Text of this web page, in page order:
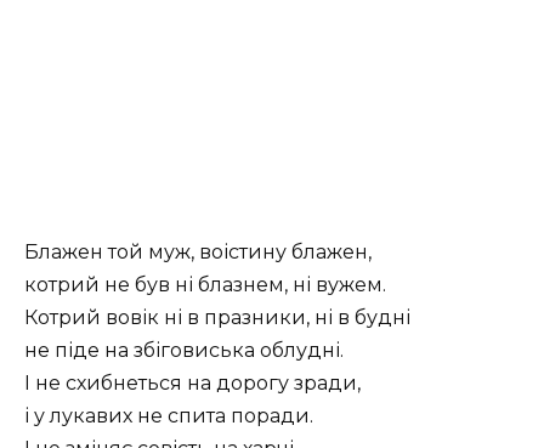
Блажен той муж, воістину блажен,
котрий не був ні блазнем, ні вужем.
Котрий вовік ні в празники, ні в будні
не піде на збіговиська облудні.
І не схибнеться на дорогу зради,
і у лукавих не спита поради.